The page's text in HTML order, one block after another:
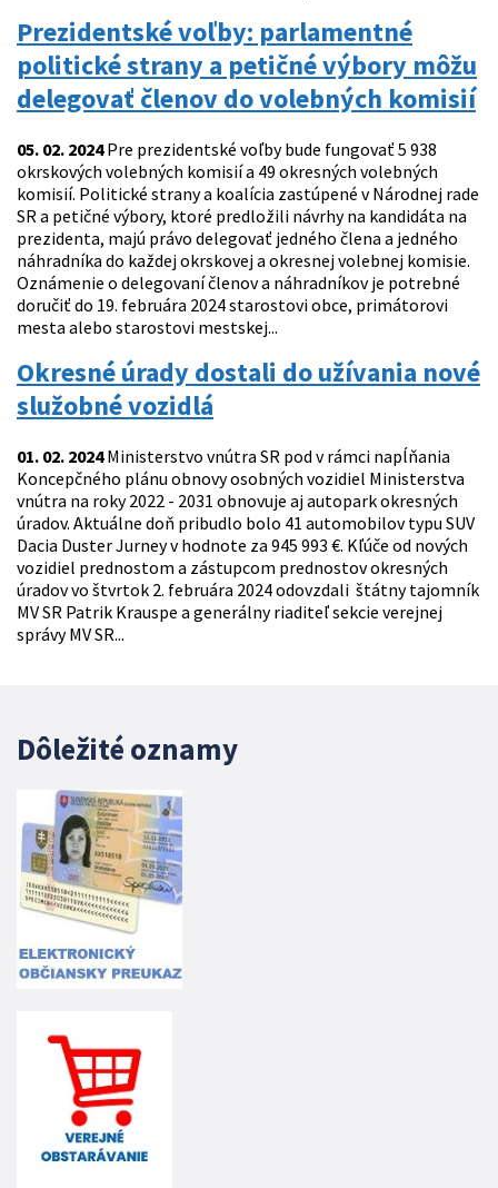
Prezidentské voľby: parlamentné
politické strany a petičné výbory môžu
delegovať členov do volebných komisií
05. 02. 2024Pre prezidentské voľby bude fungovať 5 938
okrskových volebných komisií a 49 okresných volebných
komisií. Politické strany a koalícia zastúpené v Národnej rade
SR a petičné výbory, ktoré predložili návrhy na kandidáta na
prezidenta, majú právo delegovať jedného člena a jedného
náhradníka do každej okrskovej a okresnej volebnej komisie.
Oznámenie o delegovaní členov a náhradníkov je potrebné
doručiť do 19. februára 2024 starostovi obce, primátorovi
mesta alebo starostovi mestskej...
Okresné úrady dostali do užívania nové
služobné vozidlá
01. 02. 2024Ministerstvo vnútra SR pod v rámci napĺňania
Koncepčného plánu obnovy osobných vozidiel Ministerstva
vnútra na roky 2022 - 2031 obnovuje aj autopark okresných
úradov. Aktuálne doň pribudlo bolo 41 automobilov typu SUV
Dacia Duster Jurney v hodnote za 945 993 €. Kľúče od nových
vozidiel prednostom a zástupcom prednostov okresných
úradov vo štvrtok 2. februára 2024 odovzdali štátny tajomník
MV SR Patrik Krauspe a generálny riaditeľ sekcie verejnej
správy MV SR...
Dôležité oznamy